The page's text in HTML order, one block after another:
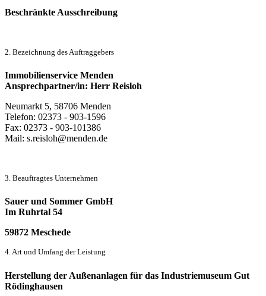
Beschränkte Ausschreibung
2. Bezeichnung des Auftraggebers
Immobilienservice Menden
Ansprechpartner/in: Herr Reisloh
Neumarkt 5, 58706 Menden
Telefon: 02373 - 903-1596
Fax: 02373 - 903-101386
Mail: s.reisloh@menden.de
3. Beauftragtes Unternehmen
Sauer und Sommer GmbH
Im Ruhrtal 54
59872 Meschede
4. Art und Umfang der Leistung
Herstellung der Außenanlagen für das Industriemuseum Gut
Rödinghausen